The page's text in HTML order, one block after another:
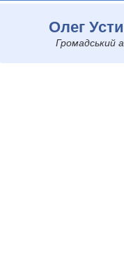
Олег
Громадський